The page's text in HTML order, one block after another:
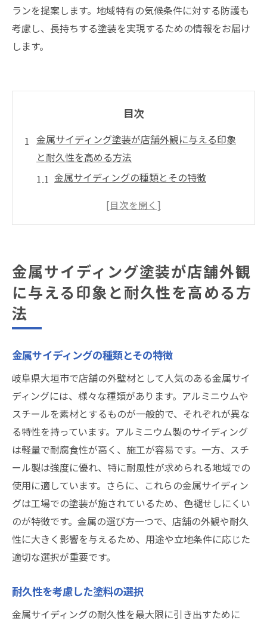
ランを提案します。地域特有の気候条件に対する防護も
考慮し、長持ちする塗装を実現するための情報をお届け
します。
目次
金属サイディング塗装が店舗外観に与える印象
と耐久性を高める方法
金属サイディングの種類とその特徴
耐久性を考慮した塗料の選択
メンテナンスの頻度と方法について
金属サイディングのリニューアルで印象ア
塗装の選び方
岐阜県大垣市の気候特性と塗装への影響
気候に応じた塗料の選択基準
夏の高温に耐える塗装法
冬の寒さに対応する断熱効果
湿気対策の塗装プラン
気候変動に強い塗料の最新情報
店舗の魅力を引き立てる金属サイディングの色
選びのポイント
色彩心理学を活用した店舗デザイン
地域の風景に溶け込む色の選び方
カラーシミュレーションで失敗を防ぐ
お店のブランドイメージと色の関連性
金属サイディング塗装が店舗外観
に与える印象と耐久性を高める方
法
金属サイディングの種類とその特徴
岐阜県大垣市で店舗の外壁材として人気のある金属サイ
ディングには、様々な種類があります。アルミニウムや
スチールを素材とするものが一般的で、それぞれが異な
る特性を持っています。アルミニウム製のサイディング
は軽量で耐腐食性が高く、施工が容易です。一方、スチ
ール製は強度に優れ、特に耐風性が求められる地域での
使用に適しています。さらに、これらの金属サイディン
グは工場での塗装が施されているため、色褪せしにくい
のが特徴です。金属の選び方一つで、店舗の外観や耐久
性に大きく影響を与えるため、用途や立地条件に応じた
適切な選択が重要です。
耐久性を考慮した塗料の選択
金属サイディングの耐久性を最大限に引き出すために